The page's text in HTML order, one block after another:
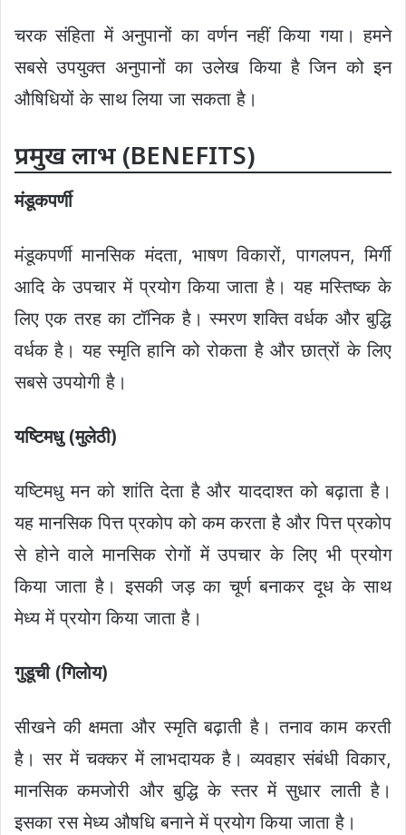
चरक संहिता में अनुपानों का वर्णन नहीं किया गया। हमने
सबसे उपयुक्त अनुपानों का उलेख किया है जिन को इन
औषिधियों के साथ लिया जा सकता है।
प्रमुख लाभ (BENEFITS)
मंडूकपर्णी
मंडूकपर्णी मानसिक मंदता, भाषण विकारों, पागलपन, मिर्गी
आदि के उपचार में प्रयोग किया जाता है। यह मस्तिष्क के
लिए एक तरह का टॉनिक है। स्मरण शक्ति वर्धक और बुद्धि
वर्धक है। यह स्मृति हानि को रोकता है और छात्रों के लिए
सबसे उपयोगी है।
यष्टिमधु (मुलेठी)
यष्टिमधु मन को शांति देता है और याददाश्त को बढ़ाता है।
यह मानसिक पित्त प्रकोप को कम करता है और पित्त प्रकोप
से होने वाले मानसिक रोगों में उपचार के लिए भी प्रयोग
किया जाता है। इसकी जड़ का चूर्ण बनाकर दूध के साथ
मेध्य में प्रयोग किया जाता है।
गुडूची(गिलोय)
सीखने की क्षमता और स्मृति बढ़ाती है। तनाव काम करती
है। सर में चक्कर में लाभदायक है। व्यवहार संबंधी विकार,
मानसिक कमजोरी और बुद्धि के स्तर में सुधार लाती है।
इसका रस मेध्य औषधि बनाने में प्रयोग किया जाता है।